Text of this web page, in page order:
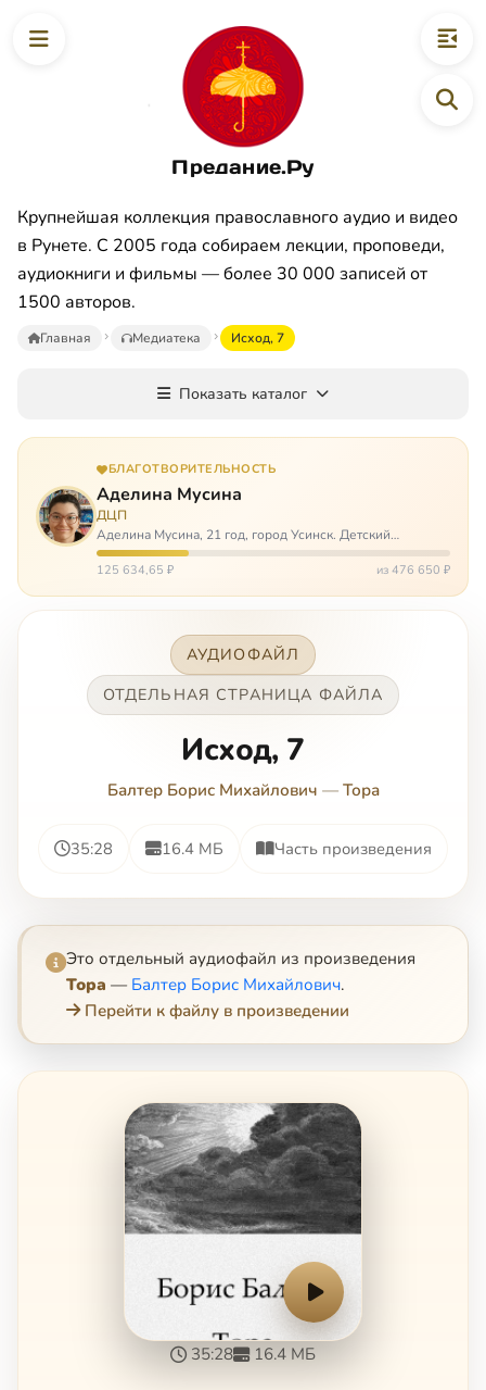
Предание.Ру
Крупнейшая коллекция православного аудио и видео
в Рунете. С 2005 года собираем лекции, проповеди,
аудиокниги и фильмы — более 30 000 записей от
1500 авторов.
Главная Медиатека Исход, 7
Показать каталог
БЛАГОТВОРИТЕЛЬНОСТЬ
Аделина Мусина
ДЦП
Аделина Мусина, 21 год, город Усинск. Детский
церебральный паралич, передвигается на ходунках или
коляске. Аделине требуется помощь, чтобы ноги
125 634,65 ₽ из 476 650 ₽
АУДИОФАЙЛ
ОТДЕЛЬНАЯ СТРАНИЦА ФАЙЛА
Исход, 7
Балтер Борис Михайлович — Тора
35:28 16.4 МБ Часть произведения
Это отдельный аудиофайл из произведения
Тора — Балтер Борис Михайлович.
Перейти к файлу в произведении
35:28 16.4 МБ